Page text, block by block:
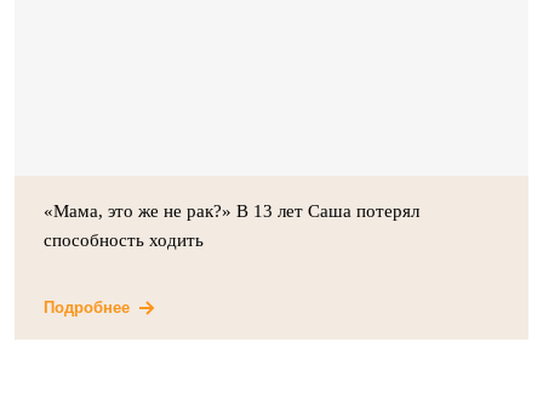
«Мама, это же не рак?» В 13 лет Саша потерял
способность ходить
Подробнее